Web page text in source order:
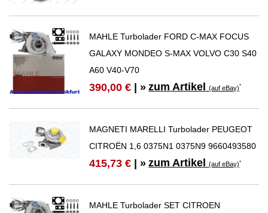
MAHLE Turbolader FORD C-MAX FOCUS
GALAXY MONDEO S-MAX VOLVO C30 S40
A60 V40-V70
390,00 € | » zum Artikel(auf eBay)*
MAGNETI MARELLI Turbolader PEUGEOT
CITROËN 1,6 0375N1 0375N9 9660493580
415,73 € | » zum Artikel(auf eBay)*
MAHLE Turbolader SET CITROEN